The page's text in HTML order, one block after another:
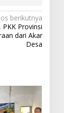
berikutnya
Provinsi
dari Akar
Desa